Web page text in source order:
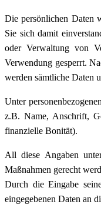
Die persönlichen Daten
Sie sich damit
oder Verwaltung von
Verwendung gesperrt.
werden sämtliche Daten
Unter
z.B. Name, Anschrift,
finanzielle Bonität).
All diese Angaben
Maßnahmen gerecht
Durch die Eingabe
eingegebenen Daten an